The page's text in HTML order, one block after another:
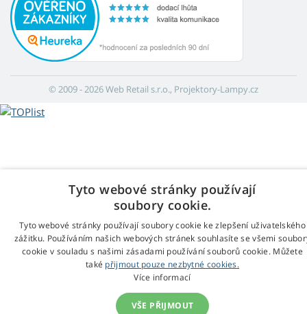
© 2009 - 2026 Web Retail s.r.o., Projektory-Lampy.cz
Tyto webové stránky používají
soubory cookie.
Tyto webové stránky používají soubory cookie ke zlepšení uživatelského
zážitku. Používáním našich webových stránek souhlasíte se všemi
cookie v souladu s našimi zásadami používání souborů cookie. Můžete
také přijmout pouze nezbytné cookies.
Více informací
VŠE PŘIJMOUT